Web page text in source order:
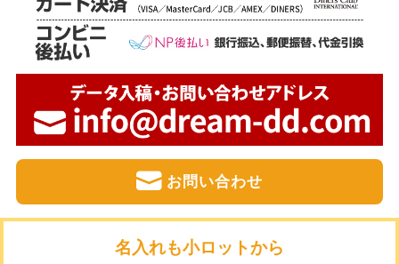
お問い合わせ
名入れも小ロットから